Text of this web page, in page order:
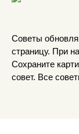
Советы
страницу. При
Сохраните
совет. Все